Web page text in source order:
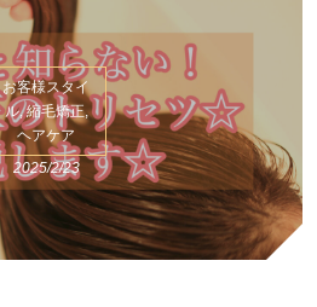
お客様スタイ
ル, 縮毛矯正,
ヘアケア
2025/2/23